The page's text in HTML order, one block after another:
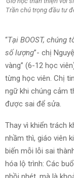
Trần chú trọng đầu tư
“Tại BOOST, chúng
số lượng”- chị
vàng” (6-12 học
từng học viên. Chị
ngữ khi chúng cảm
được sai để sửa.
Thay vì khiển trách
nhầm thì, giáo viên
biến mỗi lỗi sai
hóa lộ trình: Các